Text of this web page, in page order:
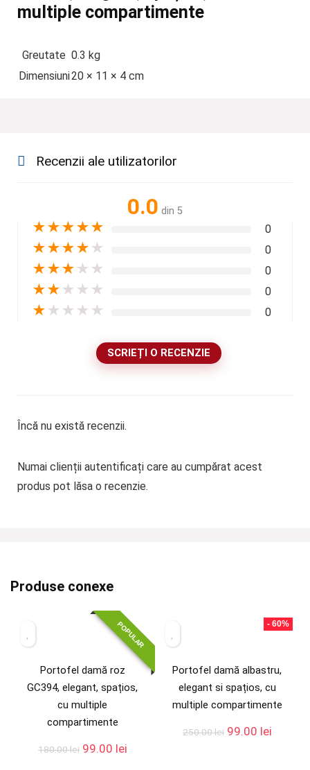
multiple compartimente
Greutate 0.3 kg
Dimensiuni20 × 11 × 4 cm
Recenzii ale utilizatorilor
0.0 din 5
★★★★★ 0
★★★★ ★ 0
★★★ ★ ★ 0
★★ ★ ★ ★ 0
★ ★ ★ ★ ★ 0
SCRIEȚI O RECENZIE
Încă nu există recenzii.
Numai clienții autentificați care au cumpărat acest
produs pot lăsa o recenzie.
Produse conexe
POPULAR
Portofel damă roz
GC394, elegant, spațios,
cu multiple
compartimente
180.00lei 99.00 lei
- 60%
Portofel damă albastru,
elegant si spațios, cu
multiple compartimente
250.00lei 99.00 lei